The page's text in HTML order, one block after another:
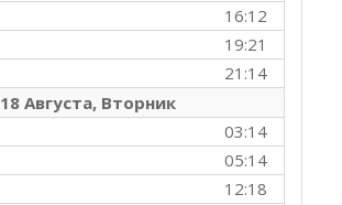
16:12
19:21
21:14
18 Августа, Вторник
03:14
05:14
12:18